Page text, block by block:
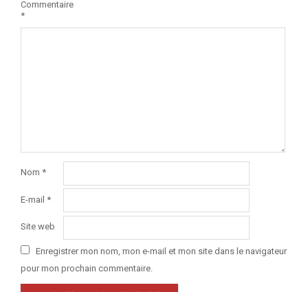
Commentaire
*
Nom *
E-mail *
Site web
Enregistrer mon nom, mon e-mail et mon site dans le navigateur
pour mon prochain commentaire.